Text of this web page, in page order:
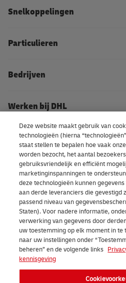
Snelkoppelingen
Particulieren
Bedrijven
Werken bij DHL
Over DHL
Cookievoorkeuren
LinkedIn
2026 DHL eCommerce Benelux
Deze website maakt gebruik van
technologieën (hierna
staat stellen te bepalen hoe vaak
worden bezocht, het aantal
gebruiksvriendelijk en efficiënt
marketinginspanningen te
deze technologieën kunnen
aan derde leveranciers die gevestigd
passend niveau van
Staten). Voor nadere informatie,
verwerking van gegevens door
uw toestemming op elk moment in
naar uw instellingen onder
beheren” en de volgende links
kennisgeving